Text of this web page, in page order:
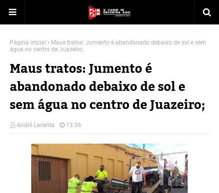
Página inicial
Maus tratos: Jumento é abandonado debaixo de sol e sem
água no centro de Juazeiro;
Maus tratos: Jumento é
abandonado debaixo de sol e
sem água no centro de Juazeiro;
André Lacerda 13:36